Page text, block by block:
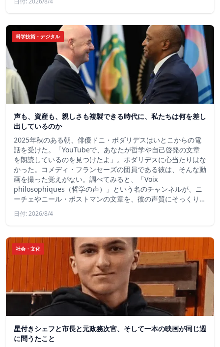
科学技術・デジタル
声も、資産も、親しさも複製できる時代に、私たちは何を差し
出しているのか
2025年秋のある朝、俳優ドニ・ポダリデスはいとこからの電
話を受けた。「YouTubeで、あなたが哲学や自己啓発の文章
を朗読しているのを見つけたよ」。ポダリデスに心当たりはな
かった。コメディ・フランセーズの団員である彼は、そんな動
画を撮った覚えがない。調べてみると、「Voix
philosophiques（哲学の声）」という名のチャンネルが、ニ
ーチェやニール・ポストマンの文章を、彼の声質にそっくり…
日付: 2026/8/4
社会・文化
星付きシェフと市長と元政務次官、そして一本の映画が同じ週
に問うたこと